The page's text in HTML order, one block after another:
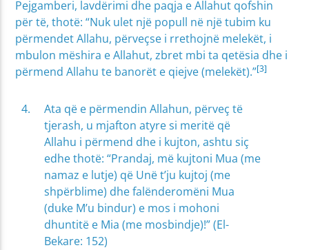
Pejgamberi, lavdërimi dhe paqja e Allahut qofshin
për të, thotë: “Nuk ulet një popull në një tubim ku
përmendet Allahu, përveçse i rrethojnë melekët, i
mbulon mëshira e Allahut, zbret mbi ta qetësia dhe i
përmend Allahu te banorët e qiejve (melekët).”[3]
Ata që e përmendin Allahun, përveç të
tjerash, u mjafton atyre si meritë që
Allahu i përmend dhe i kujton, ashtu siç
edhe thotë: “Prandaj, më kujtoni Mua (me
namaz e lutje) që Unë t’ju kujtoj (me
shpërblime) dhe falënderomëni Mua
(duke M’u bindur) e mos i mohoni
dhuntitë e Mia (me mosbindje)!” (El-
Bekare: 152)